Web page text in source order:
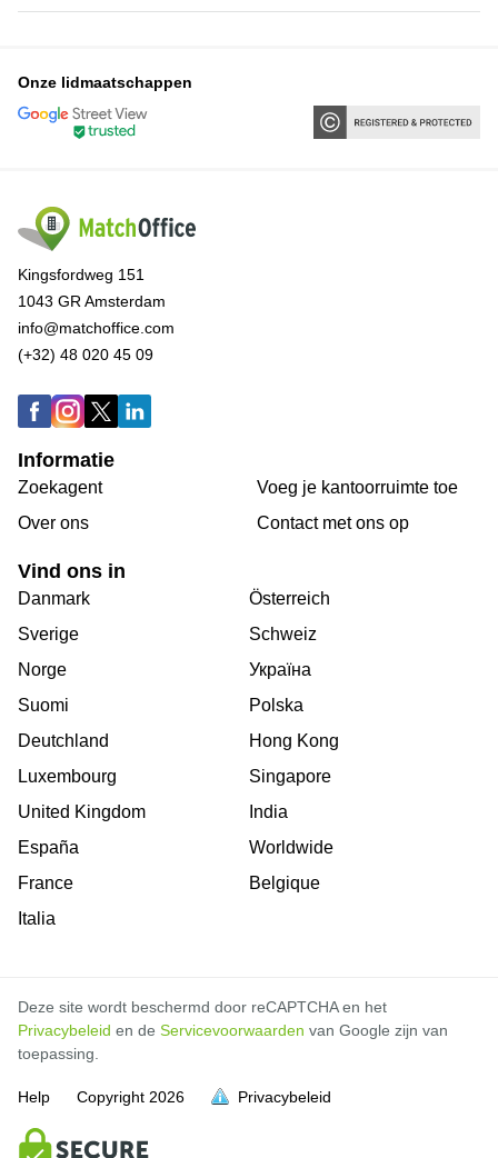
vol is
vol is
Onze lidmaatschappen
Kingsfordweg 151
1043 GR Amsterdam
info@matchoffice.com
(+32) 48 020 45 09
Informatie
Zoekagent
Over ons
Voeg je kantoorruimte toe
Сontact met ons op
Vind ons in
Danmark
Sverige
Norge
Suomi
Deutchland
Luxembourg
United Kingdom
España
France
Italia
Österreich
Schweiz
Україна
Polska
Hong Kong
Singapore
India
Worldwide
Belgique
Deze site wordt beschermd door reCAPTCHA en het
Privacybeleid en de Servicevoorwaarden van Google zijn van
toepassing.
Help Copyright 2026 Privacybeleid